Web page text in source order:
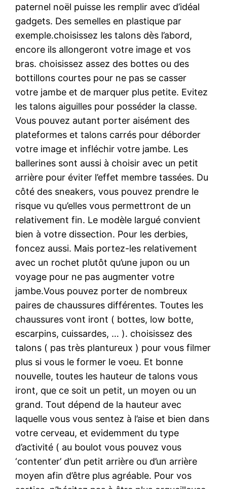
paternel noël puisse les remplir avec d’idéal
gadgets. Des semelles en plastique par
exemple.choisissez les talons dès l’abord,
encore ils allongeront votre image et vos
bras. choisissez assez des bottes ou des
bottillons courtes pour ne pas se casser
votre jambe et de marquer plus petite. Evitez
les talons aiguilles pour posséder la classe.
Vous pouvez autant porter aisément des
plateformes et talons carrés pour déborder
votre image et infléchir votre jambe. Les
ballerines sont aussi à choisir avec un petit
arrière pour éviter l’effet membre tassées. Du
côté des sneakers, vous pouvez prendre le
risque vu qu’elles vous permettront de un
relativement fin. Le modèle largué convient
bien à votre dissection. Pour les derbies,
foncez aussi. Mais portez-les relativement
avec un rochet plutôt qu’une jupon ou un
voyage pour ne pas augmenter votre
jambe.Vous pouvez porter de nombreux
paires de chaussures différentes. Toutes les
chaussures vont iront ( bottes, low botte,
escarpins, cuissardes, … ). choisissez des
talons ( pas très plantureux ) pour vous filmer
plus si vous le former le voeu. Et bonne
nouvelle, toutes les hauteur de talons vous
iront, que ce soit un petit, un moyen ou un
grand. Tout dépend de la hauteur avec
laquelle vous vous sentez à l’aise et bien dans
votre cerveau, et evidemment du type
d’activité ( au boulot vous pouvez vous
‘contenter’ d’un petit arrière ou d’un arrière
moyen afin d’être plus agréable. Pour vos